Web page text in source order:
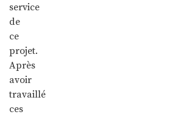
service
de
ce
projet.
Après
avoir
travaillé
ces